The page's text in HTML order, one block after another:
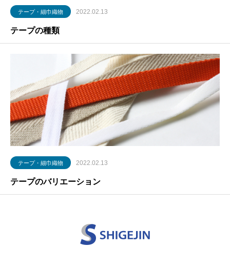
テープ・細巾織物 2022.02.13
テープの種類
テープ・細巾織物 2022.02.13
テープのバリエーション